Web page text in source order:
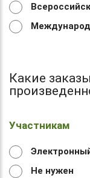
Какие
Участникам
Не нужен